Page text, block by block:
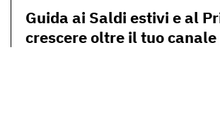
Guida ai Saldi estivi e al
crescere oltre il tuo